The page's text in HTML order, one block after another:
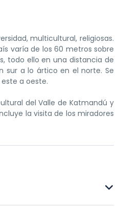
multicultural, religiosas.
varía de los 60 metros sobre
todo ello en una distancia de
sur a lo ártico en el norte. Se
a oeste.
del Valle de Katmandú y
la visita de los miradores